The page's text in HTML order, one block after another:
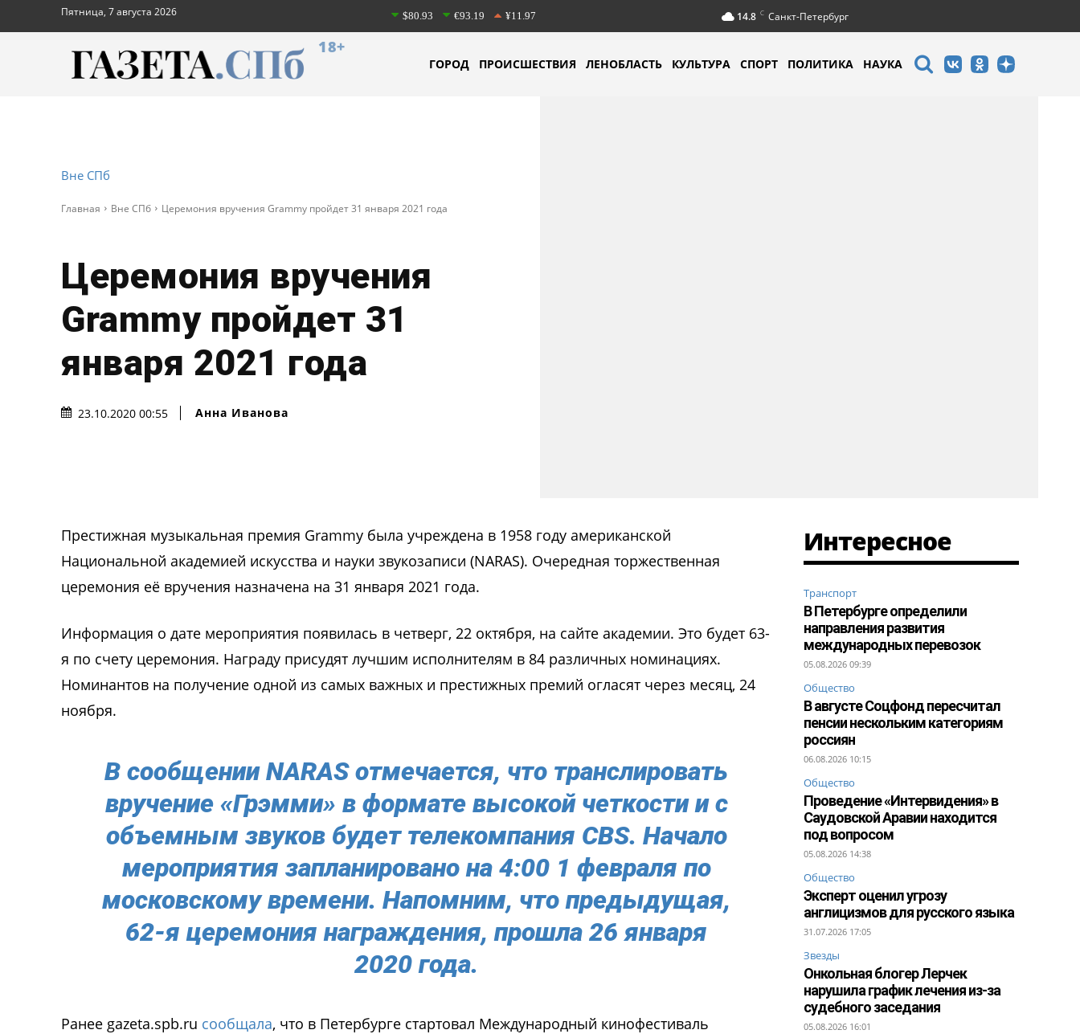
Пятница, 7 августа 2026 $80.93 €93.19 ¥11.97 14.8 C Санкт-Петербург
18+
ГОРОД ПРОИСШЕСТВИЯ ЛЕНОБЛАСТЬ КУЛЬТУРА СПОРТ ПОЛИТИКА НАУКА
Вне СПб
Главная Вне СПб Церемония вручения Grammy пройдет 31 января 2021 года
Церемония вручения
Grammy пройдет 31
января 2021 года
23.10.2020 00:55 Анна Иванова
Престижная музыкальная премия Grammy была учреждена в 1958 году американской
Национальной академией искусства и науки звукозаписи (NARAS). Очередная торжественная
церемония её вручения назначена на 31 января 2021 года.
Информация о дате мероприятия появилась в четверг, 22 октября, на сайте академии. Это будет 63-
я по счету церемония. Награду присудят лучшим исполнителям в 84 различных номинациях.
Номинантов на получение одной из самых важных и престижных премий огласят через месяц, 24
ноября.
В сообщении NARAS отмечается, что транслировать
вручение «Грэмми» в формате высокой четкости и с
объемным звуков будет телекомпания CBS. Начало
мероприятия запланировано на 4:00 1 февраля по
московскому времени. Напомним, что предыдущая,
62-я церемония награждения, прошла 26 января
2020 года.
Ранее gazeta.spb.ru сообщала, что в Петербурге стартовал Международный кинофестиваль
Интересное
Транспорт
В Петербурге определили
направления развития
международных перевозок
05.08.2026 09:39
Общество
В августе Соцфонд пересчитал
пенсии нескольким категориям
россиян
06.08.2026 10:15
Общество
Проведение «Интервидения» в
Саудовской Аравии находится
под вопросом
05.08.2026 14:38
Общество
Эксперт оценил угрозу
англицизмов для русского языка
31.07.2026 17:05
Звезды
Онкольная блогер Лерчек
нарушила график лечения из-за
судебного заседания
05.08.2026 16:01